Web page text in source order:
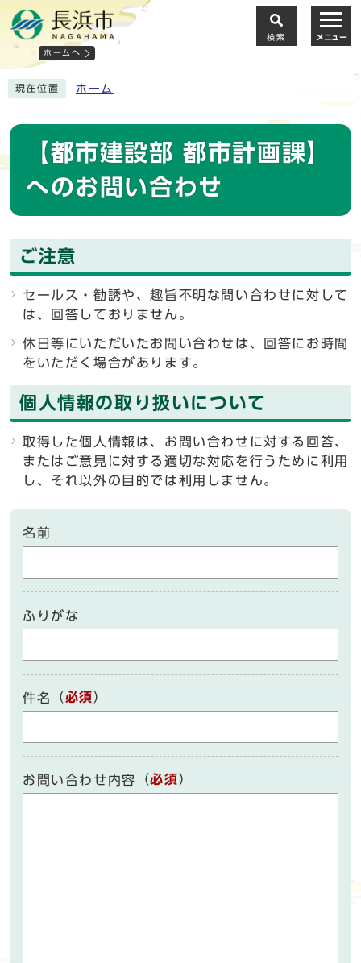
ホームへ
検索 メニュー
現在位置 ホーム
【都市建設部 都市計画課】
へのお問い合わせ
ご注意
セールス・勧誘や、趣旨不明な問い合わせに対して
は、回答しておりません。
休日等にいただいたお問い合わせは、回答にお時間
をいただく場合があります。
個人情報の取り扱いについて
取得した個人情報は、お問い合わせに対する回答、
またはご意見に対する適切な対応を行うために利用
し、それ以外の目的では利用しません。
名前
ふりがな
件名 （必須）
お問い合わせ内容 （必須）